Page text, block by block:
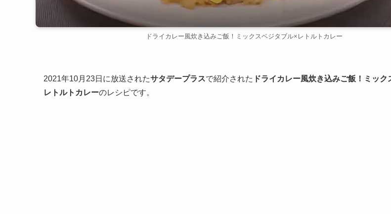
ドライカレー風炊き込みご飯！ミックスベジタブル×レトルトカレー
2021年10月23日に放送されたサタデープラスで紹介された ドライカレー風炊き込みご飯！ミック
レトルトカレーのレシピです。